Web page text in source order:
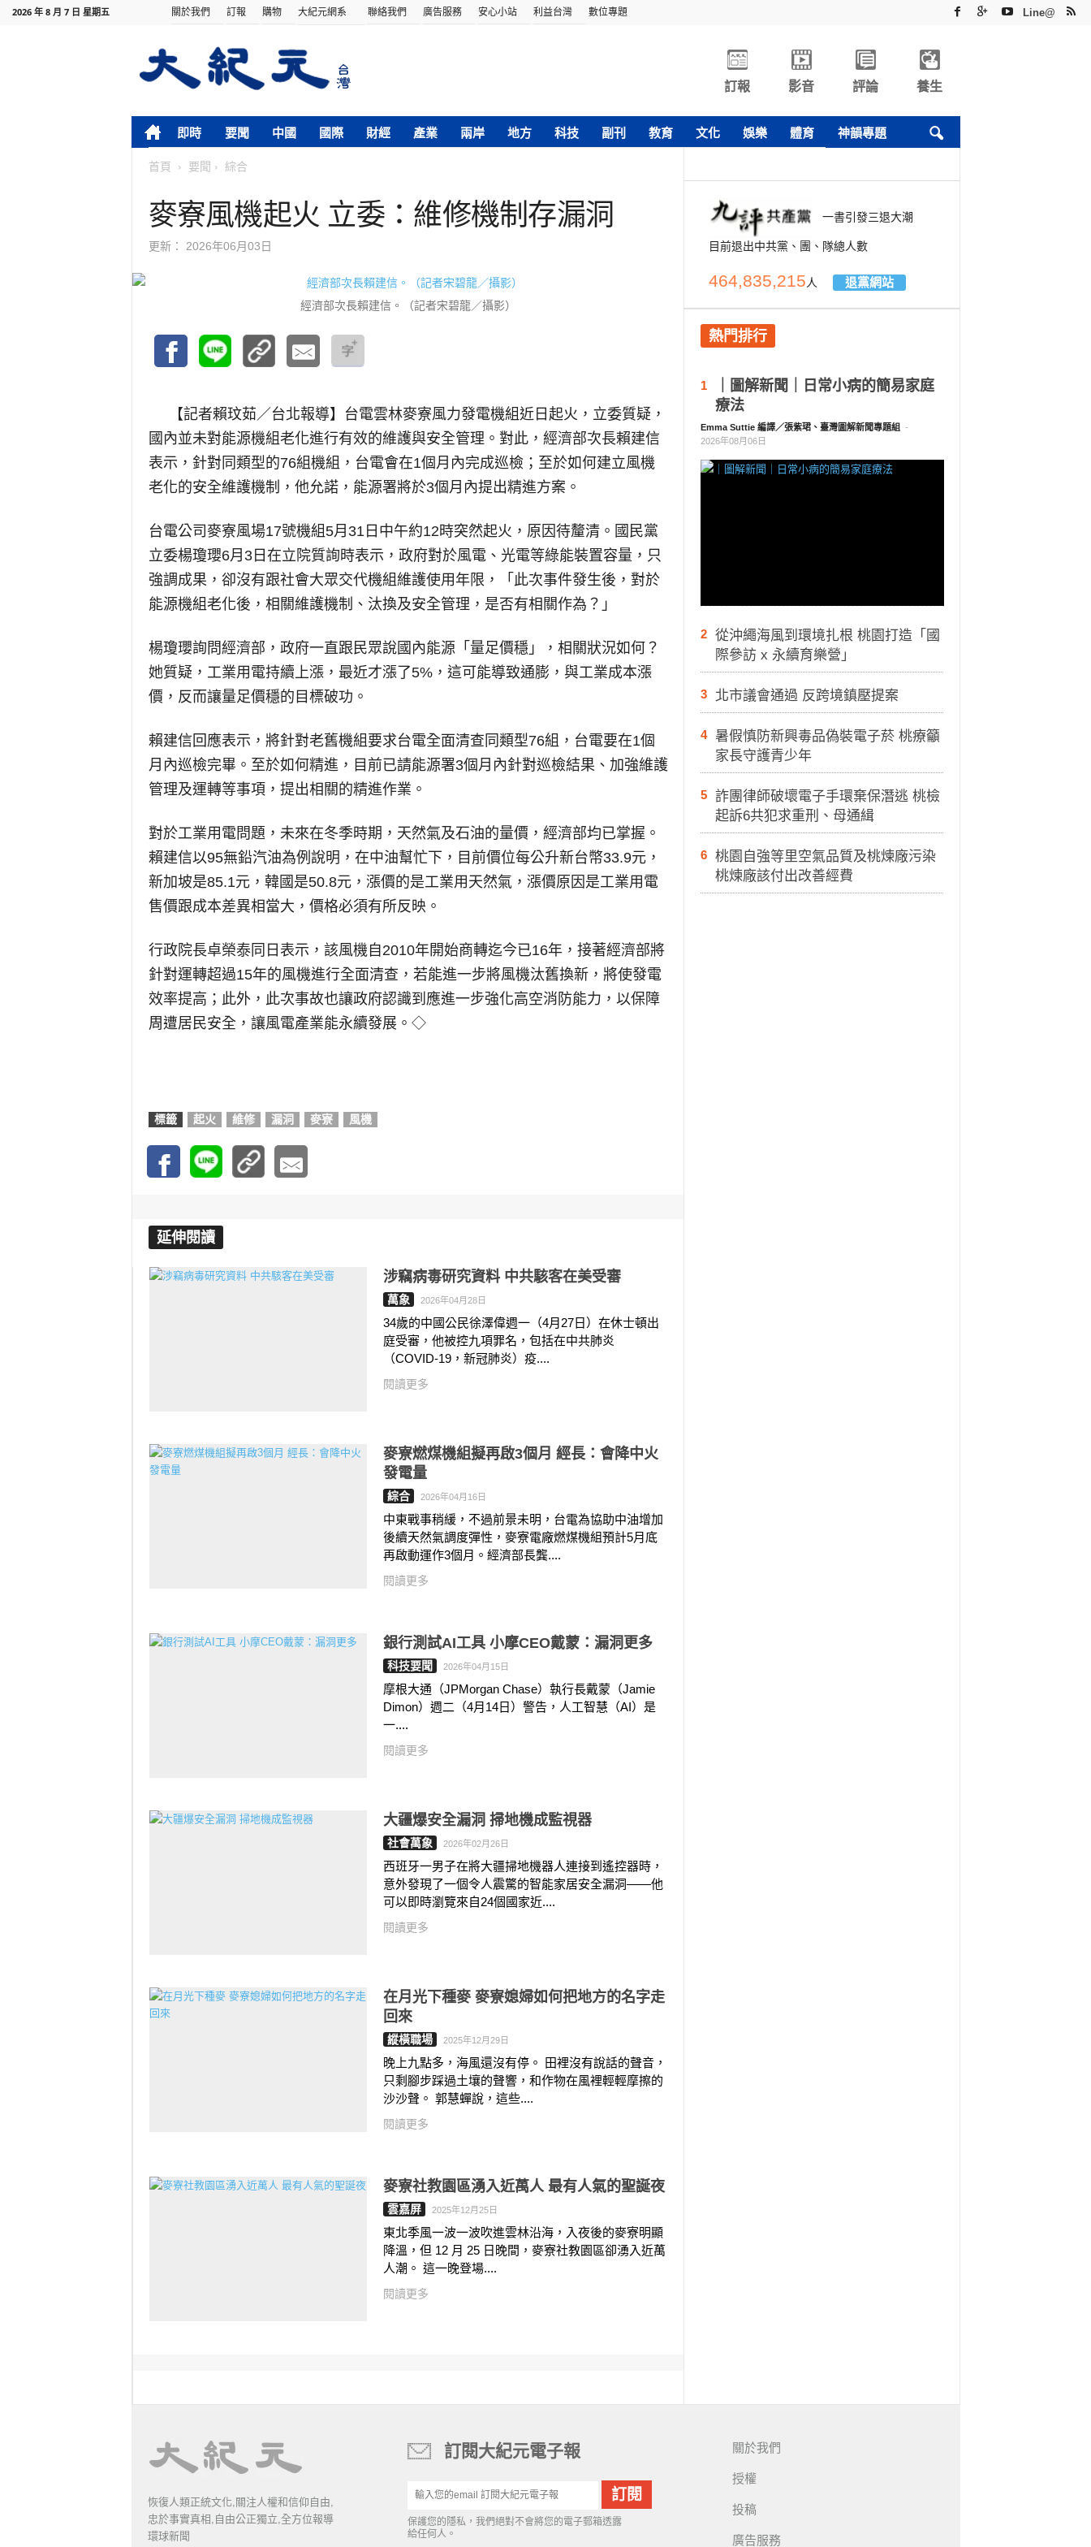
2026 年 8 月 7 日 星期五 關於我們 訂報 購物 大紀元網系 聯絡我們 廣告服務 安心小站 利益台灣 數位專題 Line@
訂報 影音 評論 養生
即時 要聞 中國 國際 財經 產業 兩岸 地方 科技 副刊 教育 文化 娛樂 體育 神韻專題
首頁 要聞 綜合
麥寮風機起火 立委：維修機制存漏洞
更新： 2026年06月03日
經濟部次長賴建信。（記者宋碧龍／攝影）
【記者賴玟茹／台北報導】
台電雲林麥寮風力發電機組近日起火，立委質疑，
國內並未對能源機組老化進行有效的維護與安全管理。對此，經濟部次長賴建信
表示，針對同類型的76組機組，台電會在1個月內完成巡檢；至於如何建立風機
老化的安全維護機制，他允諾，能源署將於3個月內提出精進方案。
台電公司麥寮風場17號機組5月31日中午約12時突然起火，原因待釐清。國民黨
立委楊瓊瓔6月3日在立院質詢時表示，政府對於風電、光電等綠能裝置容量，只
強調成果，卻沒有跟社會大眾交代機組維護使用年限，「此次事件發生後，對於
能源機組老化後，相關維護機制、汰換及安全管理，是否有相關作為？」
楊瓊瓔詢問經濟部，政府一直跟民眾說國內能源「量足價穩」，相關狀況如何？
她質疑，工業用電持續上漲，最近才漲了5%，這可能導致通膨，與工業成本漲
價，反而讓量足價穩的目標破功。
賴建信回應表示，將針對老舊機組要求台電全面清查同類型76組，台電要在1個
月內巡檢完畢。至於如何精進，目前已請能源署3個月內針對巡檢結果、加強維護
管理及運轉等事項，提出相關的精進作業。
對於工業用電問題，未來在冬季時期，天然氣及石油的量價，經濟部均已掌握。
賴建信以95無鉛汽油為例說明，在中油幫忙下，目前價位每公升新台幣33.9元，
新加坡是85.1元，韓國是50.8元，漲價的是工業用天然氣，漲價原因是工業用電
售價跟成本差異相當大，價格必須有所反映。
行政院長卓榮泰同日表示，該風機自2010年開始商轉迄今已16年，接著經濟部將
針對運轉超過15年的風機進行全面清查，若能進一步將風機汰舊換新，將使發電
效率提高；此外，此次事故也讓政府認識到應進一步強化高空消防能力，以保障
周遭居民安全，讓風電產業能永續發展。◇
標籤 起火 維修 漏洞 麥寮 風機
延伸閱讀
涉竊病毒研究資料 中共駭客在美受審
萬象 2026年04月28日
34歲的中國公民徐澤偉週一（4月27日）在休士頓出
庭受審，他被控九項罪名，包括在中共肺炎
（COVID-19，新冠肺炎）疫....
閱讀更多
麥寮燃煤機組擬再啟3個月 經長：會降中火
發電量
綜合 2026年04月16日
中東戰事稍緩，不過前景未明，台電為協助中油增加
後續天然氣調度彈性，麥寮電廠燃煤機組預計5月底
再啟動運作3個月。經濟部長龔....
閱讀更多
銀行測試AI工具 小摩CEO戴蒙：漏洞更多
科技要聞 2026年04月15日
摩根大通（JPMorgan Chase）執行長戴蒙（Jamie
Dimon）週二（4月14日）警告，人工智慧（AI）是
一....
閱讀更多
大疆爆安全漏洞 掃地機成監視器
社會萬象 2026年02月26日
西班牙一男子在將大疆掃地機器人連接到遙控器時，
意外發現了一個令人震驚的智能家居安全漏洞——他
可以即時瀏覽來自24個國家近....
閱讀更多
在月光下種麥 麥寮媳婦如何把地方的名字走
回來
縱橫職場 2025年12月29日
晚上九點多，海風還沒有停。 田裡沒有說話的聲音，
只剩腳步踩過土壤的聲響，和作物在風裡輕輕摩擦的
沙沙聲。 郭慧蟬說，這些....
閱讀更多
麥寮社教園區湧入近萬人 最有人氣的聖誕夜
雲嘉屏 2025年12月25日
東北季風一波一波吹進雲林沿海，入夜後的麥寮明顯
降溫，但 12 月 25 日晚間，麥寮社教園區卻湧入近萬
人潮。 這一晚登場....
閱讀更多
一書引發三退大潮
目前退出中共黨、團、隊總人數
464,835,215人 退黨網站
熱門排行
1
｜圖解新聞｜日常小病的簡易家庭
療法
Emma Suttie 編譯／張紫珺、臺灣圖解新聞專題組
-
2026年08月06日
2
從沖繩海風到環境扎根 桃園打造「國
際參訪 x 永續育樂營」
3 北市議會通過 反跨境鎮壓提案
4
暑假慎防新興毒品偽裝電子菸 桃療籲
家長守護青少年
5
詐團律師破壞電子手環棄保潛逃 桃檢
起訴6共犯求重刑、母通緝
6
桃園自強等里空氣品質及桃煉廠污染
桃煉廠該付出改善經費
恢復人類正統文化,關注人權和信仰自由,
忠於事實真相,自由公正獨立,全方位報導
環球新聞
訂閱大紀元電子報
保護您的隱私，我們絕對不會將您的電子郵箱透露
給任何人。
關於我們
授權
投稿
廣告服務